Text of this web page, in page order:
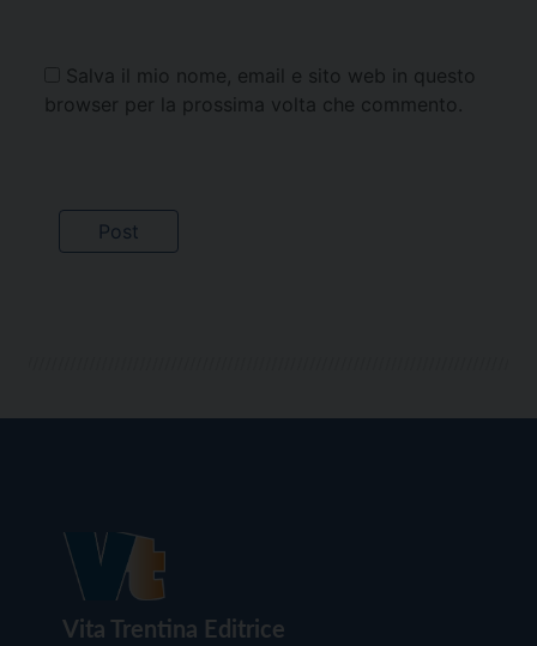
Salva il mio nome, email e sito web in questo
browser per la prossima volta che commento.
Vita Trentina Editrice